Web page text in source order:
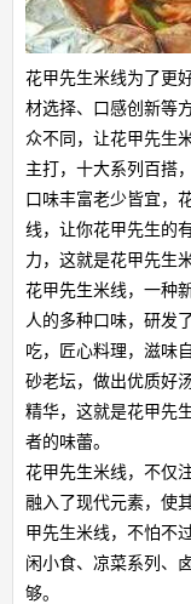
花甲先生米线为了更
材选择、口感创新等
众不同，让花甲先生
主打，十大系列百搭
口味丰富老少皆宜，
线，让你花甲先生的
力，这就是花甲先生
花甲先生米线，一种
人的多种口味，研发
吃，匠心料理，滋味
砂老坛，做出优质好
精华，这就是花甲先
者的味蕾。
花甲先生米线，不仅
融入了现代元素，使
甲先生米线，不怕不
闲小食、凉菜系列、
够。